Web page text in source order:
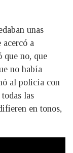
unas
acercó a
que no, que
no había
al policía con
las
en tonos,